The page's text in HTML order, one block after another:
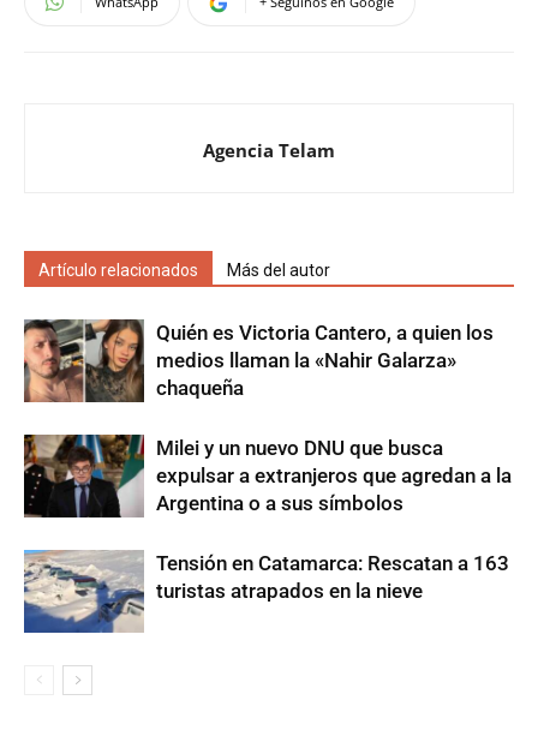
Agencia Telam
Artículo relacionados Más del autor
Quién es Victoria Cantero, a quien los
medios llaman la «Nahir Galarza»
chaqueña
Milei y un nuevo DNU que busca
expulsar a extranjeros que agredan a la
Argentina o a sus símbolos
Tensión en Catamarca: Rescatan a 163
turistas atrapados en la nieve